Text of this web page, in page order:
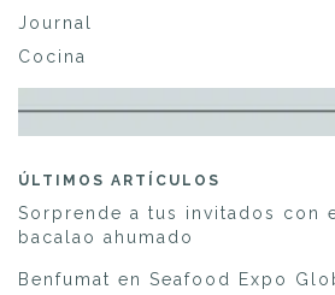
Journal
Cocina
ÚLTIMOS ARTÍCULOS
Sorprende a tus invitados con
bacalao ahumado
Benfumat en Seafood Expo